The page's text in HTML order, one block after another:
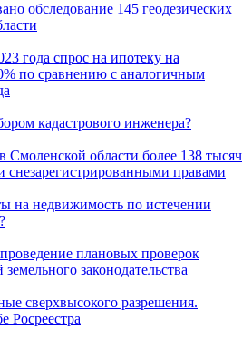
обследование 145 геодезических
года спрос на ипотеку на
по сравнению с аналогичным
кадастрового инженера?
Смоленской области более 138 тысяч
снезарегистрированными правами
на недвижимость по истечении
плановых проверок
законодательства
сверхвысокого разрешения.
Росреестра